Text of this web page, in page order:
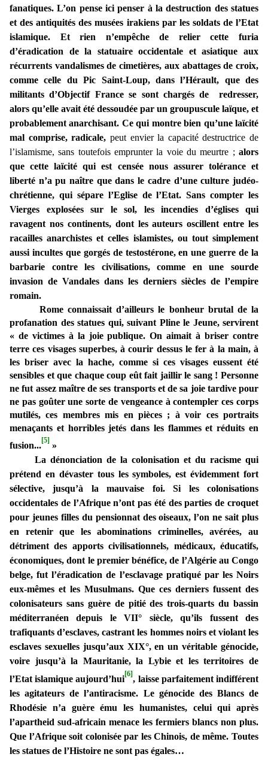
fanatiques. L’on pense ici penser à la destruction des statues
et des antiquités des musées irakiens par les soldats de l’Etat
islamique. Et rien n’empêche de relier cette furia
d’éradication de la statuaire occidentale et asiatique aux
récurrents vandalismes de cimetières, aux abattages de croix,
comme celle du Pic Saint-Loup, dans l’Hérault, que des
militants d’Objectif France se sont chargés de redresser,
alors qu’elle avait été dessoudée par un groupuscule laïque, et
probablement anarchisant. Ce qui montre bien qu’une laïcité
mal comprise, radicale, peut envier la capacité destructrice de
l’islamisme, sans toutefois emprunter la voie du meurtre ; alors
que cette laïcité qui est censée nous assurer tolérance et
liberté n’a pu naître que dans le cadre d’une culture judéo-
chrétienne, qui sépare l’Eglise de l’Etat. Sans compter les
Vierges explosées sur le sol, les incendies d’églises qui
ravagent nos continents, dont les auteurs oscillent entre les
racailles anarchistes et celles islamistes, ou tout simplement
aussi incultes que gorgés de testostérone, en une guerre de la
barbarie contre les civilisations, comme en une sourde
invasion de Vandales dans les derniers siècles de l’empire
romain.
Rome connaissait d’ailleurs le bonheur brutal de la
profanation des statues qui, suivant Pline le Jeune, servirent
« de victimes à la joie publique. On aimait à briser contre
terre ces visages superbes, à courir dessus le fer à la main, à
les briser avec la hache, comme si ces visages eussent été
sensibles et que chaque coup eût fait jaillir le sang ! Personne
ne fut assez maître de ses transports et de sa joie tardive pour
ne pas goûter une sorte de vengeance à contempler ces corps
mutilés, ces membres mis en pièces ; à voir ces portraits
menaçants et horribles jetés dans les flammes et réduits en
fusion...[5] »
La dénonciation de la colonisation et du racisme qui
prétend en dévaster tous les symboles, est évidemment fort
sélective, jusqu’à la mauvaise foi. Si les colonisations
occidentales de l’Afrique n’ont pas été des parties de croquet
pour jeunes filles du pensionnat des oiseaux, l’on ne sait plus
en retenir que les abominations criminelles, avérées, au
détriment des apports civilisationnels, médicaux, éducatifs,
économiques, dont le premier bénéfice, de l’Algérie au Congo
belge, fut l’éradication de l’esclavage pratiqué par les Noirs
eux-mêmes et les Musulmans. Que ces derniers fussent des
colonisateurs sans guère de pitié des trois-quarts du bassin
méditerranéen depuis le VII° siècle, qu’ils fussent des
trafiquants d’esclaves, castrant les hommes noirs et violant les
esclaves sexuelles jusqu’aux XIX°, en un véritable génocide,
voire jusqu’à la Mauritanie, la Lybie et les territoires de
l’Etat islamique aujourd’hui[6], laisse parfaitement indifférent
les agitateurs de l’antiracisme. Le génocide des Blancs de
Rhodésie n’a guère ému les humanistes, celui qui après
l’apartheid sud-africain menace les fermiers blancs non plus.
Que l’Afrique soit colonisée par les Chinois, de même. Toutes
les statues de l’Histoire ne sont pas égales…